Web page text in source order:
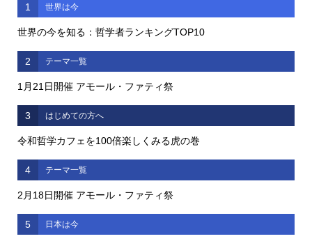
1 世界は今
世界の今を知る：哲学者ランキングTOP10
2 テーマ一覧
1月21日開催 アモール・ファティ祭
3 はじめての方へ
令和哲学カフェを100倍楽しくみる虎の巻
4 テーマ一覧
2月18日開催 アモール・ファティ祭
5 日本は今